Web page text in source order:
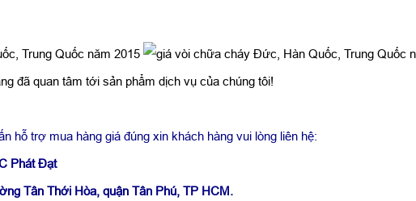
đã quan tâm tới sản phẩm dịch vụ của chúng tôi!
hỗ trợ mua hàng giá đúng xin khách hàng vui lòng liên hệ:
Phát Đạt
Tân Thới Hòa, quận Tân Phú, TP HCM.